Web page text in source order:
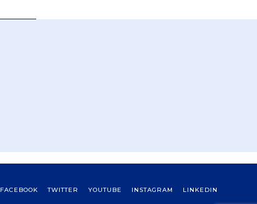
FACEBOOK TWITTER YOUTUBE INSTAGRAM LINKEDIN